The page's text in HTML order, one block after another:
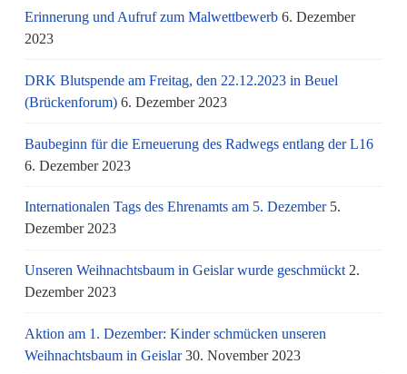
Erinnerung und Aufruf zum Malwettbewerb 6. Dezember
2023
DRK Blutspende am Freitag, den 22.12.2023 in Beuel
(Brückenforum) 6. Dezember 2023
Baubeginn für die Erneuerung des Radwegs entlang der L16
6. Dezember 2023
Internationalen Tags des Ehrenamts am 5. Dezember 5.
Dezember 2023
Unseren Weihnachtsbaum in Geislar wurde geschmückt 2.
Dezember 2023
Aktion am 1. Dezember: Kinder schmücken unseren
Weihnachtsbaum in Geislar 30. November 2023